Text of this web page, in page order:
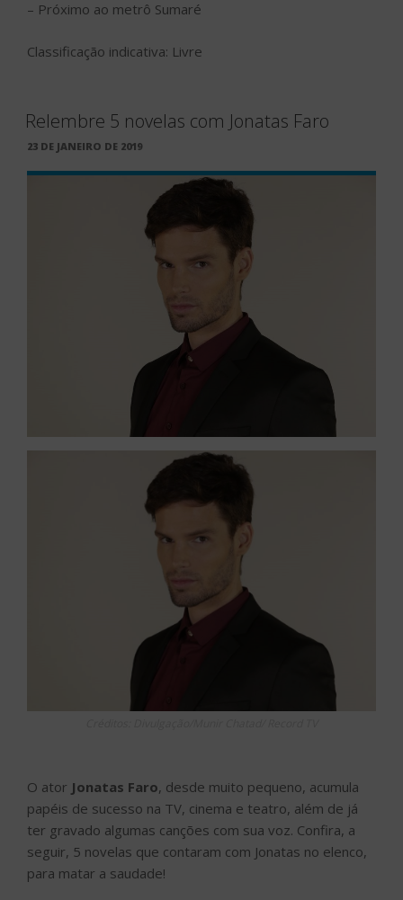
– Próximo ao metrô Sumaré
Classificação indicativa: Livre
Relembre 5 novelas com Jonatas Faro
PUBLICADO
23 DE JANEIRO DE 2019
O ator Jonatas Faro, desde muito pequeno, acumula
papéis de sucesso na TV, cinema e teatro, além de já
ter gravado algumas canções com sua voz. Confira, a
seguir, 5 novelas que contaram com Jonatas no elenco,
para matar a saudade!